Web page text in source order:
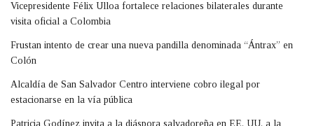
Vicepresidente Félix Ulloa fortalece relaciones bilaterales durante
visita oficial a Colombia
Frustan intento de crear una nueva pandilla denominada “Ántrax” en
Colón
Alcaldía de San Salvador Centro interviene cobro ilegal por
estacionarse en la vía pública
Patricia Godínez invita a la diáspora salvadoreña en EE. UU. a la